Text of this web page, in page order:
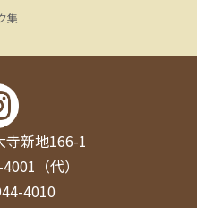
集
寺新地166-1
（代）
4010